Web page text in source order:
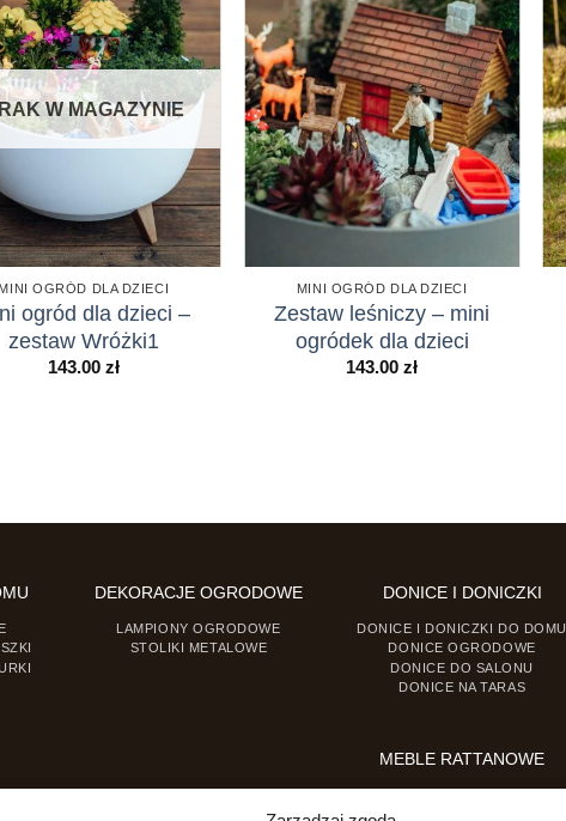
W MAGAZYNIE
MINI OGRÓD DLA DZIECI
ogród dla dzieci –
zestaw Wróżki1
143.00 zł
MINI OGRÓD DLA DZIECI
Zestaw leśniczy – mini
ogródek dla dzieci
143.00zł
DEKORACJE OGRODOWE
LAMPIONY OGRODOWE
STOLIKI METALOWE
DONICE I DONICZKI
DONICE I DONICZKI DO DOMU
DONICE OGRODOWE
DONICE DO SALONU
DONICE NA TARAS
MEBLE RATTANOWE
KRZESŁA RATTANOWE